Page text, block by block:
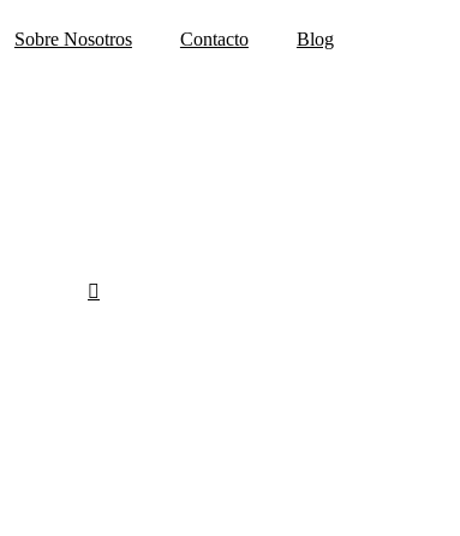
Sobre Nosotros Contacto Blog